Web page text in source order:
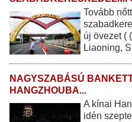
Tovább
új övezet (
Liaoning,
NAGYSZABÁSÚ
HANGZHOUBA...
A kínai
idén